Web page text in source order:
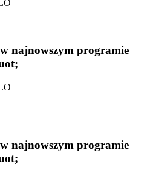
najnowszym programie
najnowszym programie